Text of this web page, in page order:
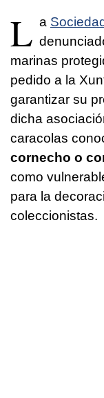
L a
marinas
pedido a la
garantizar su
dicha
caracolas
cornecho o
como
para la
coleccionistas.